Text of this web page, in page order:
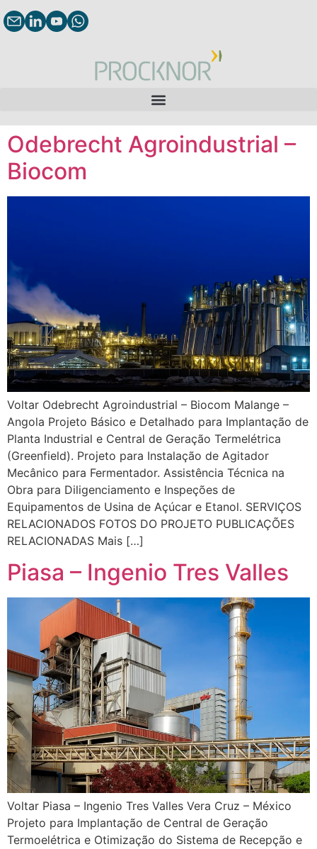
Odebrecht Agroindustrial –
Biocom
Voltar Odebrecht Agroindustrial – Biocom Malange –
Angola Projeto Básico e Detalhado para Implantação de
Planta Industrial e Central de Geração Termelétrica
(Greenfield). Projeto para Instalação de Agitador
Mecânico para Fermentador. Assistência Técnica na
Obra para Diligenciamento e Inspeções de
Equipamentos de Usina de Açúcar e Etanol. SERVIÇOS
RELACIONADOS FOTOS DO PROJETO PUBLICAÇÕES
RELACIONADAS Mais […]
Piasa – Ingenio Tres Valles
Voltar Piasa – Ingenio Tres Valles Vera Cruz – México
Projeto para Implantação de Central de Geração
Termoelétrica e Otimização do Sistema de Recepção e